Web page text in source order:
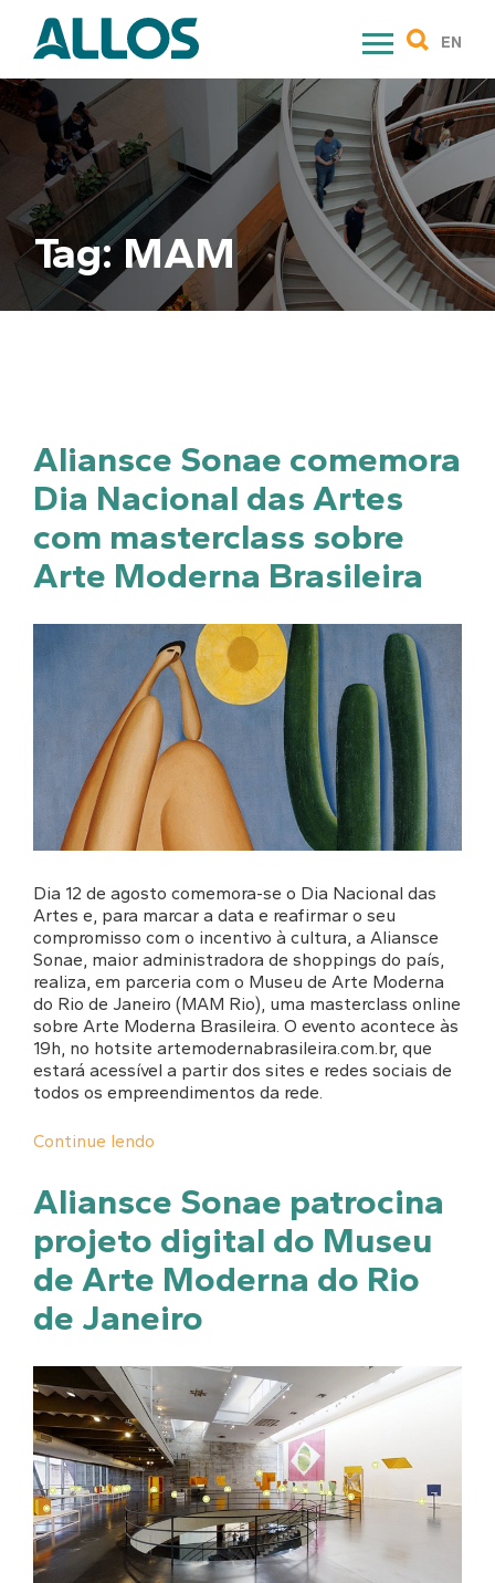
content
EN
Tag:MAM
Aliansce Sonae comemora
Dia Nacional das Artes
com masterclass sobre
Arte Moderna Brasileira
Dia 12 de agosto comemora-se o Dia Nacional das
Artes e, para marcar a data e reafirmar o seu
compromisso com o incentivo à cultura, a Aliansce
Sonae, maior administradora de shoppings do país,
realiza, em parceria com o Museu de Arte Moderna
do Rio de Janeiro (MAM Rio), uma masterclass online
sobre Arte Moderna Brasileira. O evento acontece às
19h, no hotsite artemodernabrasileira.com.br, que
estará acessível a partir dos sites e redes sociais de
todos os empreendimentos da rede.
Continue lendo
Aliansce Sonae patrocina
projeto digital do Museu
de Arte Moderna do Rio
de Janeiro